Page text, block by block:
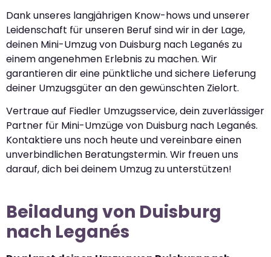
Dank unseres langjährigen Know-hows und unserer
Leidenschaft für unseren Beruf sind wir in der Lage,
deinen Mini-Umzug von Duisburg nach Leganés zu
einem angenehmen Erlebnis zu machen. Wir
garantieren dir eine pünktliche und sichere Lieferung
deiner Umzugsgüter an den gewünschten Zielort.
Vertraue auf Fiedler Umzugsservice, dein zuverlässiger
Partner für Mini-Umzüge von Duisburg nach Leganés.
Kontaktiere uns noch heute und vereinbare einen
unverbindlichen Beratungstermin. Wir freuen uns
darauf, dich bei deinem Umzug zu unterstützen!
Beiladung von Duisburg
nach Leganés